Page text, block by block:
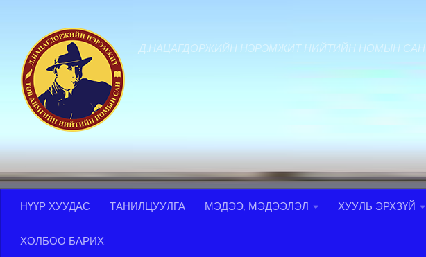
Д.НАЦАГДОРЖИЙН НЭРЭМЖИТ НИЙТИЙН НОМЫН САН
НҮҮР ХУУДАС ТАНИЛЦУУЛГА МЭДЭЭ, МЭДЭЭЛЭЛ ХУУЛЬ ЭРХЗҮЙ
ХОЛБОО БАРИХ: